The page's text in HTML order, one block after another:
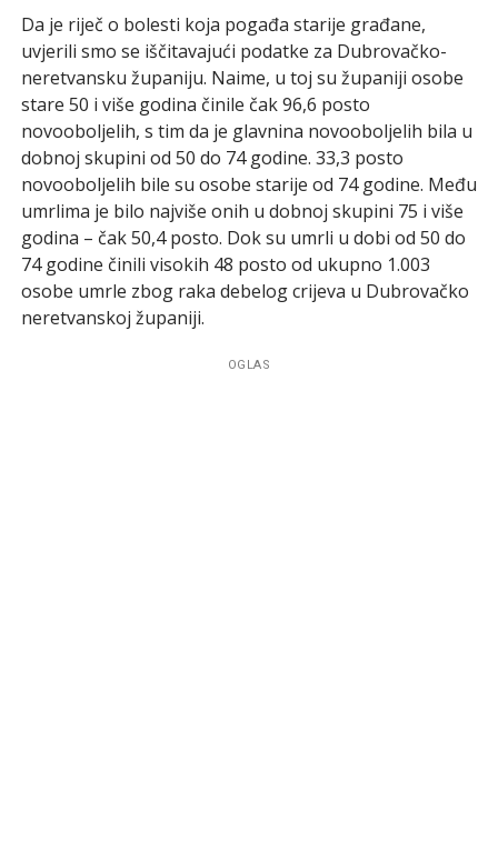
Da je riječ o bolesti koja pogađa starije građane,
uvjerili smo se iščitavajući podatke za Dubrovačko-
neretvansku županiju. Naime, u toj su županiji osobe
stare 50 i više godina činile čak 96,6 posto
novooboljelih, s tim da je glavnina novooboljelih bila u
dobnoj skupini od 50 do 74 godine. 33,3 posto
novooboljelih bile su osobe starije od 74 godine. Među
umrlima je bilo najviše onih u dobnoj skupini 75 i više
godina – čak 50,4 posto. Dok su umrli u dobi od 50 do
74 godine činili visokih 48 posto od ukupno 1.003
osobe umrle zbog raka debelog crijeva u Dubrovačko
neretvanskoj županiji.
OGLAS